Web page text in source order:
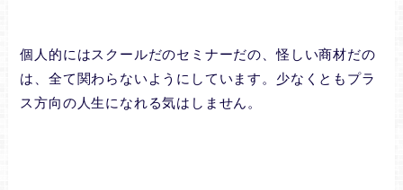
個人的にはスクールだのセミナーだの、怪しい商材だの
は、全て関わらないようにしています。少なくともプラ
ス方向の人生になれる気はしません。